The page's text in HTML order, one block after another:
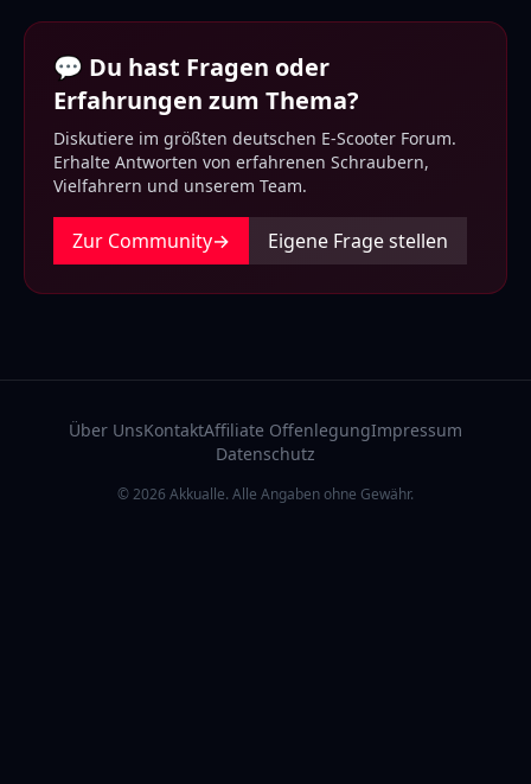
💬 Du hast Fragen oder
Erfahrungen zum Thema?
Diskutiere im größten deutschen E-Scooter Forum.
Erhalte Antworten von erfahrenen Schraubern,
Vielfahrern und unserem Team.
Zur Community→ Eigene Frage stellen
Über UnsKontaktAffiliate OffenlegungImpressum
Datenschutz
© 2026 Akkualle. Alle Angaben ohne Gewähr.